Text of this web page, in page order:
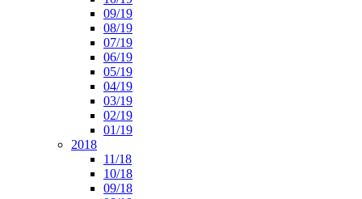
09/19
08/19
07/19
06/19
05/19
04/19
03/19
02/19
01/19
2018
11/18
10/18
09/18